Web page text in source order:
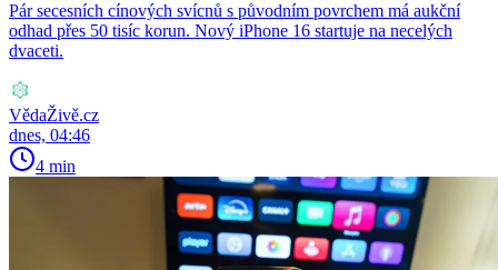
Pár secesních cínových svícnů s původním povrchem má aukční
odhad přes 50 tisíc korun. Nový iPhone 16 startuje na necelých
dvaceti.
VědaŽivě.cz
dnes, 04:46
4 min